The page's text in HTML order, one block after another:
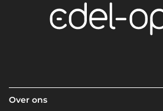
Over ons